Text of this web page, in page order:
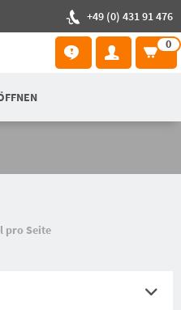
+49 (0) 431 91 476
0
pro Seite